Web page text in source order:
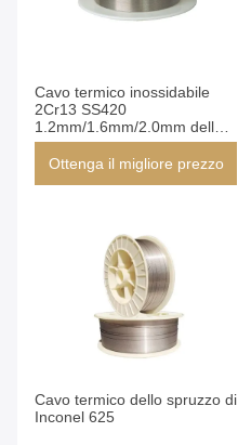
Cavo termico inossidabile
2Cr13 SS420
1.2mm/1.6mm/2.0mm dello
spruzzo
Ottenga il migliore prezzo
Cavo termico dello spruzzo di
Inconel 625